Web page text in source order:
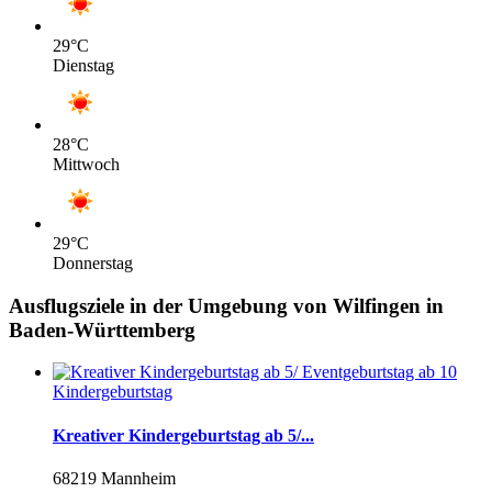
29°C
Dienstag
28°C
Mittwoch
29°C
Donnerstag
Ausflugsziele in der Umgebung von Wilfingen in
Baden-Württemberg
Kindergeburtstag
Kreativer Kindergeburtstag ab 5/...
68219 Mannheim